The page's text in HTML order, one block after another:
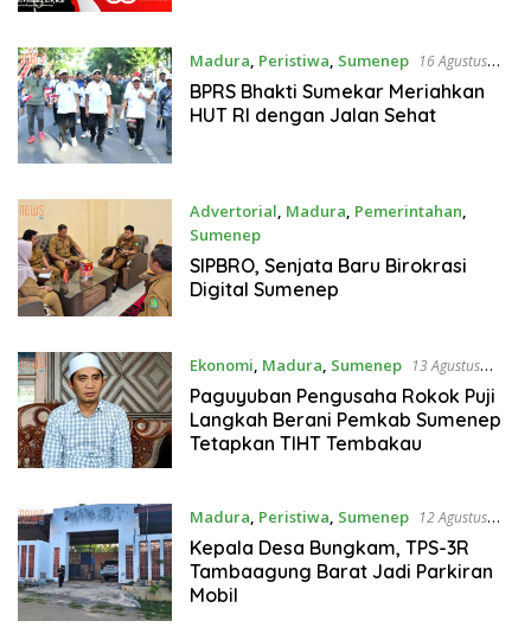
Madura, Peristiwa, Sumenep
16 Agustus
2025
BPRS Bhakti Sumekar Meriahkan
HUT RI dengan Jalan Sehat
Advertorial, Madura, Pemerintahan,
Sumenep
14 Agustus 2025
SIPBRO, Senjata Baru Birokrasi
Digital Sumenep
Ekonomi, Madura, Sumenep
13 Agustus
2025
Paguyuban Pengusaha Rokok Puji
Langkah Berani Pemkab Sumenep
Tetapkan TIHT Tembakau
Madura, Peristiwa, Sumenep
12 Agustus
2025
Kepala Desa Bungkam, TPS-3R
Tambaagung Barat Jadi Parkiran
Mobil